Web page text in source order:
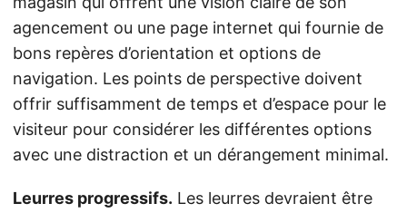
agencement ou une page internet qui fournie de
bons repères d’orientation et options de
navigation. Les points de perspective doivent
offrir suffisamment de temps et d’espace pour le
visiteur pour considérer les différentes options
avec une distraction et un dérangement minimal.
Leurres progressifs. Les leurres devraient être